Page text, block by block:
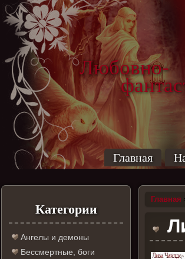
Любовно-
Главная
Категории
Ангелы и демоны
Бессмертные, боги
Главная